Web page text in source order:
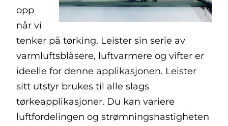
opp
når vi
tenker på tørking. Leister sin serie av
varmluftsblåsere, luftvarmere og vifter er
ideelle for denne applikasjonen. Leister
sitt utstyr brukes til alle slags
tørkeapplikasjoner. Du kan variere
luftfordelingen og strømningshastigheten